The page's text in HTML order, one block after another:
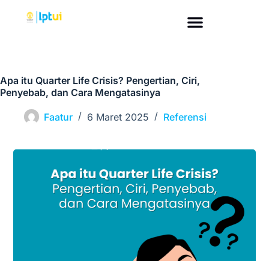
Apa itu Quarter Life Crisis? Pengertian, Ciri,
Penyebab, dan Cara Mengatasinya
Faatur 6 Maret 2025 Referensi